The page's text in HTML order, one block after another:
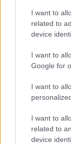
I want to
related to
device
I want to
Google for
I want to
I want to
related to
device
ακρίβεια
δείγμα είναι
καθώς και
από 15
εκτίμηση του
αναπληρωτής
Κλινικών
Χρυσόστομος